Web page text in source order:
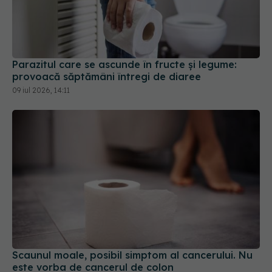
Parazitul care se ascunde în fructe și legume:
provoacă săptămâni întregi de diaree
09 iul 2026, 14:11
este vorba de cancerul de colon
16 iun 2026, 16:22